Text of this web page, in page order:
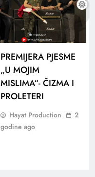
PREMIJERA PJESME
„U MOJIM
MISLIMA“- ČIZMA I
PROLETERI
Hayat Production
2
godine ago